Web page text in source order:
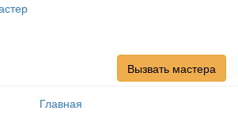
Вызвать мастера
Главная